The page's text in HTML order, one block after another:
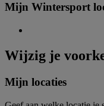
Mijn Wintersport
Wijzig je
Mijn locaties